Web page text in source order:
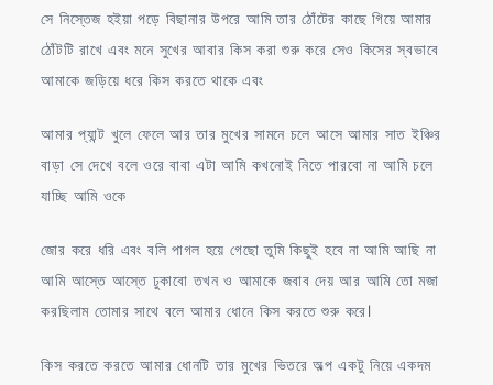
সে নিস্তেজ হইয়া পড়ে বিছানার উপরে আমি তার ঠোঁটের কাছে গিয়ে আমার
ঠোঁটটি রাখে এবং মনে সুখের আবার কিস করা শুরু করে সেও কিসের স্বভাবে
আমাকে জড়িয়ে ধরে কিস করতে থাকে এবং
আমার প্যান্ট খুলে ফেলে আর তার মুখের সামনে চলে আসে আমার সাত ইঞ্চির
বাড়া সে দেখে বলে ওরে বাবা এটা আমি কখনোই নিতে পারবো না আমি চলে
যাচ্ছি আমি ওকে
জোর করে ধরি এবং বলি পাগল হয়ে গেছো তুমি কিছুই হবে না আমি আছি না
আমি আস্তে আস্তে ঢুকাবো তখন ও আমাকে জবাব দেয় আর আমি তো মজা
করছিলাম তোমার সাথে বলে আমার ধোনে কিস করতে শুরু করে।
কিস করতে করতে আমার ধোনটি তার মুখের ভিতরে অল্প একটু নিয়ে একদম